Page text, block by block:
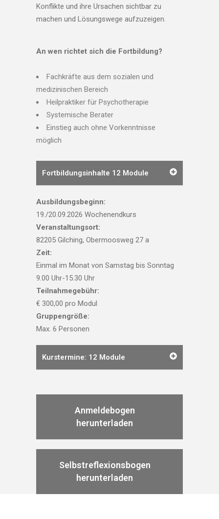
Konflikte und ihre Ursachen sichtbar zu
machen und Lösungswege aufzuzeigen.
An wen richtet sich die Fortbildung?
Fachkräfte aus dem sozialen und
medizinischen Bereich
Heilpraktiker für Psychotherapie
Systemische Berater
Einstieg auch ohne Vorkenntnisse
möglich
Fortbildungsinhalte 12 Module
Ausbildungsbeginn:
19./20.09.2026 Wochenendkurs
Veranstaltungsort:
82205 Gilching, Obermoosweg 27 a
Zeit:
Einmal im Monat von Samstag bis Sonntag
9.00 Uhr-15.30 Uhr
Teilnahmegebühr:
€ 300,00 pro Modul
Gruppengröße:
Max. 6 Personen
Kurstermine: 12 Module
Anmeldebogen
herunterladen
Selbstreflexionsbogen
herunterladen